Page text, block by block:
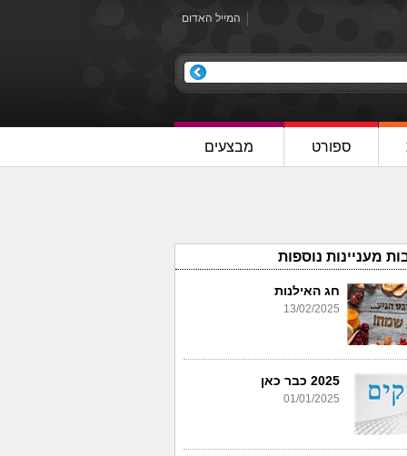
המייל האדום
ספורט מבצעים
מעניינות נוספות
חג האילנות
13/02/2025
2025 כבר כאן
01/01/2025